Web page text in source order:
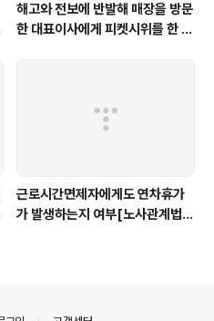
해고와 전보에 반발해 매장을 방문
한 대표이사에게 피켓시위를 한 행
근로시간면제자에게도 연차휴가
가 발생하는지 여부[노사관계법제